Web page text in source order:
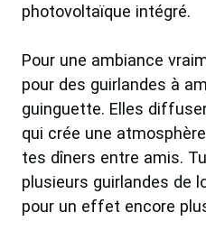
photovoltaïque intégré.
Pour une ambiance
pour des guirlandes à
guinguette. Elles
qui crée une
tes dîners entre amis.
plusieurs guirlandes de
pour un effet encore